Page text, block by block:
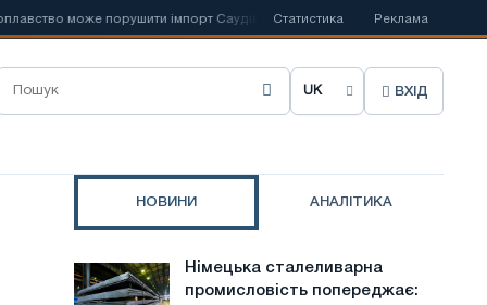
порушити імпорт Саудівської сталі 📰 Іспанська Acerinox
Статистика Реклама
О
р
и
ВХІД
НОВИНИ АНАЛІТИКА
Німецька
сталеливарна
Німецька сталеливарна
промисловість попереджає: